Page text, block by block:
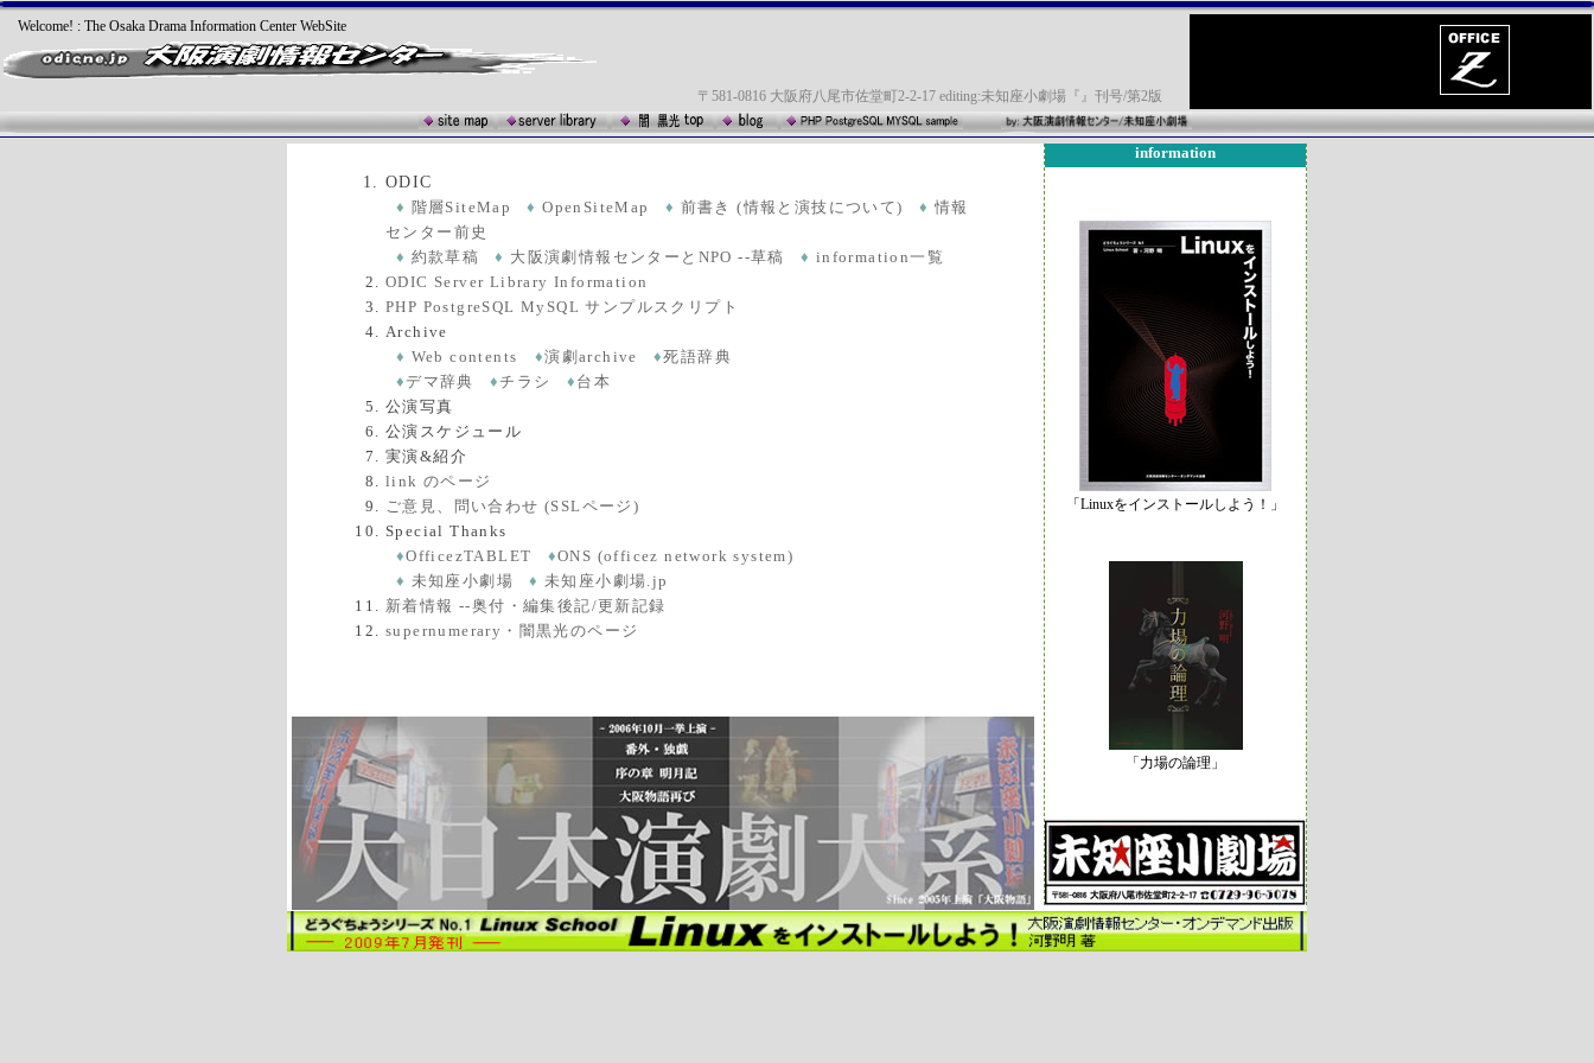
Welcome! : The Osaka Drama Information Center WebSite
〒581-0816 大阪府八尾市佐堂町2-2-17 editing:未知座小劇場『 』刊号/第2版
ODIC
♦ 階層SiteMap ♦ OpenSiteMap ♦ 前書き (情報と演技について) ♦ 情報
センター前史
♦ 約款草稿 ♦ 大阪演劇情報センターとNPO --草稿 ♦ information一覧
ODIC Server Library Information
PHP PostgreSQL MySQL サンプルスクリプト
Archive
♦ Web contents ♦演劇archive ♦死語辞典
♦デマ辞典 ♦チラシ ♦ 台本
公演写真
公演スケジュール
実演&紹介
link のページ
ご意見、問い合わせ (SSLページ)
Special Thanks
♦OfficezTABLET ♦ONS (officez network system)
♦ 未知座小劇場 ♦ 未知座小劇場.jp
新着情報 --奥付・編集後記/更新記録
supernumerary・闇黒光のページ
information
「Linuxをインストールしよう！」
「力場の論理」